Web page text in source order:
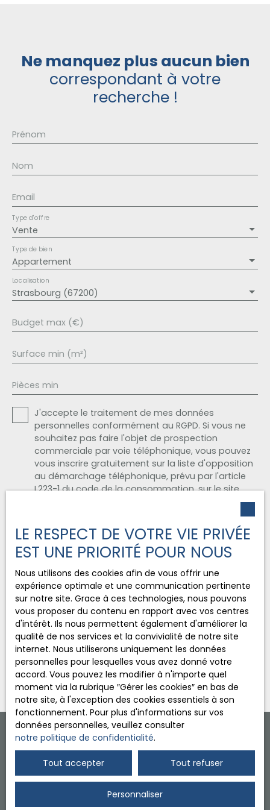
Ne manquez plus aucun bien
correspondant à votre
recherche !
Prénom
Nom
Email
Vente
Type d'offre
Appartement
Type de bien
Strasbourg (67200)
Localisation
Budget max (€)
Surface min (m²)
Pièces min
J'accepte le traitement de mes données
personnelles conformément au RGPD. Si vous ne
souhaitez pas faire l'objet de prospection
commerciale par voie téléphonique, vous pouvez
vous inscrire gratuitement sur la liste d'opposition
au démarchage téléphonique, prévu par l'article
L223-1 du code de la consommation, sur le site
Société Worldline, Service Bloctel, CS 61311, 41013
BLOIS CEDEX.
Pour en savoir plus sur le traitement de vos
données personnelles, veuillez consulter notre
politique de confidentialité .
Recevoir des annonces
LE RESPECT DE VOTRE VIE PRIVÉE
EST UNE PRIORITÉ POUR NOUS
Nous utilisons des cookies afin de vous offrir une
expérience optimale et une communication pertinente
sur notre site. Grace à ces technologies, nous pouvons
vous proposer du contenu en rapport avec vos centres
d'intérêt. Ils nous permettent également d'améliorer la
qualité de nos services et la convivialité de notre site
internet. Nous utiliserons uniquement les données
personnelles pour lesquelles vous avez donné votre
accord. Vous pouvez les modifier à n'importe quel
moment via la rubrique ″Gérer les cookies″ en bas de
notre site, à l'exception des cookies essentiels à son
fonctionnement. Pour plus d'informations sur vos
données personnelles, veuillez consulter
notre politique de confidentialité.
Tout accepter Tout refuser
Personnaliser